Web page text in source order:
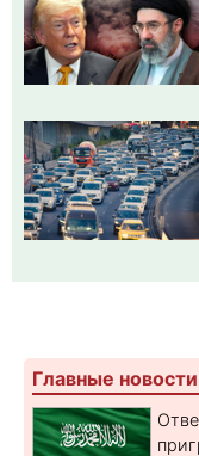
Главные